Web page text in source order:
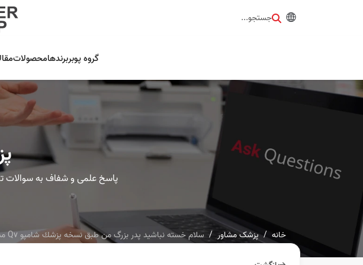
جستجو...
گروه پوبربرندهامحصولات
پاسخ علمی و شفاف به سوالات
خانه پزشک مشاور سلام خسته نباشيد پدر بزرگ من طبق نسخه پزشك شامپو Qv مدل تفذي...